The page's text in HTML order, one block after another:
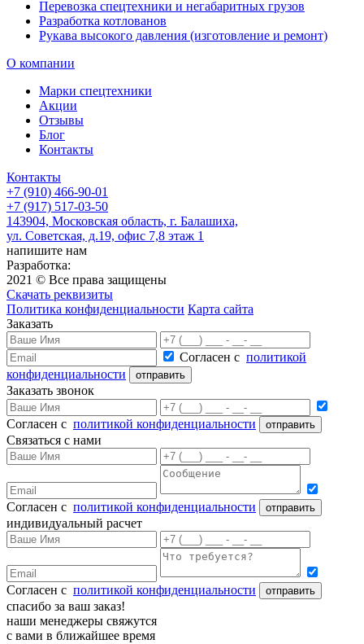
Перевозка спецтехники и негабаритных грузов
Разработка котлованов
Рукава высокого давления (изготовление и ремонт)
О компании
Марки спецтехники
Акции
Отзывы
Блог
Контакты
Контакты
+7 (910) 466-90-01
+7 (917) 517-03-50
143904, Московская область, г. Балашиха,
ул. Советская, д.19, офис 7,8 этаж 1
напишите нам
Разработка:
2021 © Все права защищены
Скачать реквизиты
Политика конфиденциальности Карта сайта
Заказать
Согласен с политикой
конфиденциальности
Заказать звонок
Согласен с политикой конфиденциальности
Связаться с нами
Согласен с политикой конфиденциальности
индивидуальный расчет
Согласен с политикой конфиденциальности
спасибо за ваш заказ!
наши менеджеры свяжутся
с вами в ближайшее время